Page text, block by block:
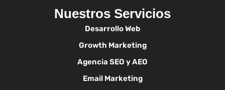
Nuestros Servicios
Desarrollo Web
Growth Marketing
Agencia SEO y AEO
Email Marketing